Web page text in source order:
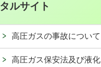
タルサイト
高圧ガスの事故について
高圧ガス保安法及び液化